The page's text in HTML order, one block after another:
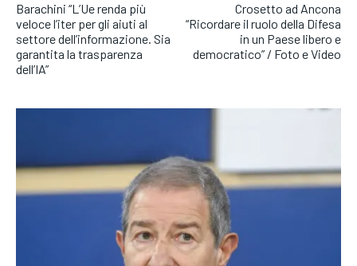
Barachini “L’Ue renda più
veloce l’iter per gli aiuti al
settore dell’informazione. Sia
garantita la trasparenza
dell’IA”
Crosetto ad Ancona
“Ricordare il ruolo della Difesa
in un Paese libero e
democratico” / Foto e Video